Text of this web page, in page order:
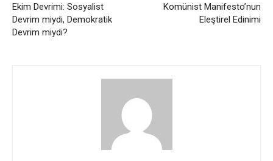
Ekim Devrimi: Sosyalist
Devrim miydi, Demokratik
Devrim miydi?
Komünist Manifesto’nun
Eleştirel Edinimi